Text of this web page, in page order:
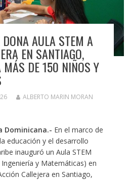
AULA STEM A
EN SANTIAGO,
MÁS DE 150 NIÑOS Y
ALBERTO MARIN MORAN
Dominicana.- En el marco de
educación y el desarrollo
inauguró un Aula STEM
y Matemáticas) en
Callejera en Santiago,